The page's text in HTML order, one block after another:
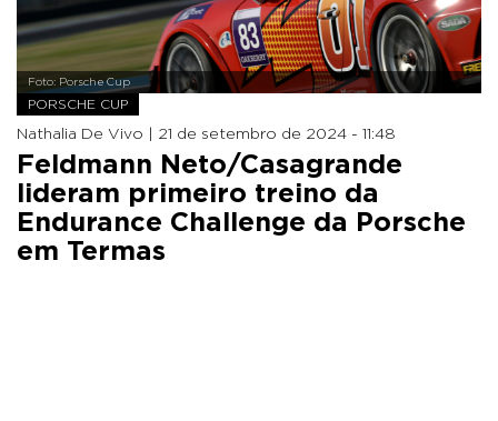
Foto: Porsche Cup
PORSCHE CUP
Nathalia De Vivo | 21 de setembro de 2024 - 11:48
Feldmann Neto/Casagrande
lideram primeiro treino da
Endurance Challenge da Porsche
em Termas